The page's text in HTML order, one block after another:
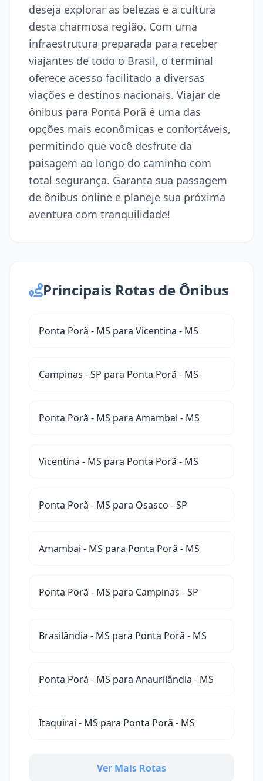
deseja explorar as belezas e a cultura
desta charmosa região. Com uma
infraestrutura preparada para receber
viajantes de todo o Brasil, o terminal
oferece acesso facilitado a diversas
viações e destinos nacionais. Viajar de
ônibus para Ponta Porã é uma das
opções mais econômicas e confortáveis,
permitindo que você desfrute da
paisagem ao longo do caminho com
total segurança. Garanta sua passagem
de ônibus online e planeje sua próxima
aventura com tranquilidade!
Principais Rotas de Ônibus
Ponta Porã - MS para Vicentina - MS
Campinas - SP para Ponta Porã - MS
Ponta Porã - MS para Amambai - MS
Vicentina - MS para Ponta Porã - MS
Ponta Porã - MS para Osasco - SP
Amambai - MS para Ponta Porã - MS
Ponta Porã - MS para Campinas - SP
Brasilândia - MS para Ponta Porã - MS
Ponta Porã - MS para Anaurilândia - MS
Itaquiraí - MS para Ponta Porã - MS
Ver Mais Rotas